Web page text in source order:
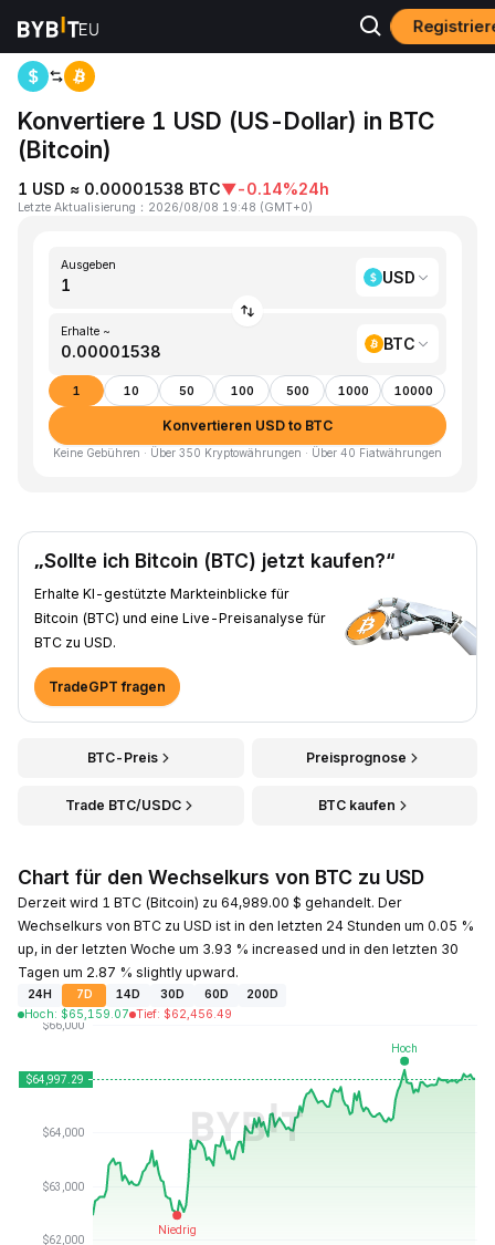
Home USD to BTC
Konvertiere 1 USD (US-Dollar) in BTC
(Bitcoin)
1 USD ≈ 0.00001538 BTC▼-0.14%24h
Letzte Aktualisierung ： 2026/08/08 19:48 (GMT+0)
Ausgeben
USD
Erhalte ~
BTC
1 10 50 100 500 1000 10000
Konvertieren USD to BTC
Keine Gebühren · Über 350 Kryptowährungen · Über 40 Fiatwährungen
„Sollte ich Bitcoin (BTC) jetzt kaufen?“
Erhalte KI-gestützte Markteinblicke für
Bitcoin (BTC) und eine Live-Preisanalyse für
BTC zu USD.
TradeGPT fragen
BTC-Preis Preisprognose
Trade BTC/USDC BTC kaufen
Chart für den Wechselkurs von BTC zu USD
Derzeit wird 1 BTC (Bitcoin) zu 64,989.00 $ gehandelt. Der
Wechselkurs von BTC zu USD ist in den letzten 24 Stunden um 0.05 %
up, in der letzten Woche um 3.93 % increased und in den letzten 30
Tagen um 2.87 % slightly upward.
24H 7D 14D 30D 60D
200D
Hoch: $65,159.07 Tief: $62,456.49
Zuletzt aktualisiert: 2026-08-08, 19:48 GMT+0